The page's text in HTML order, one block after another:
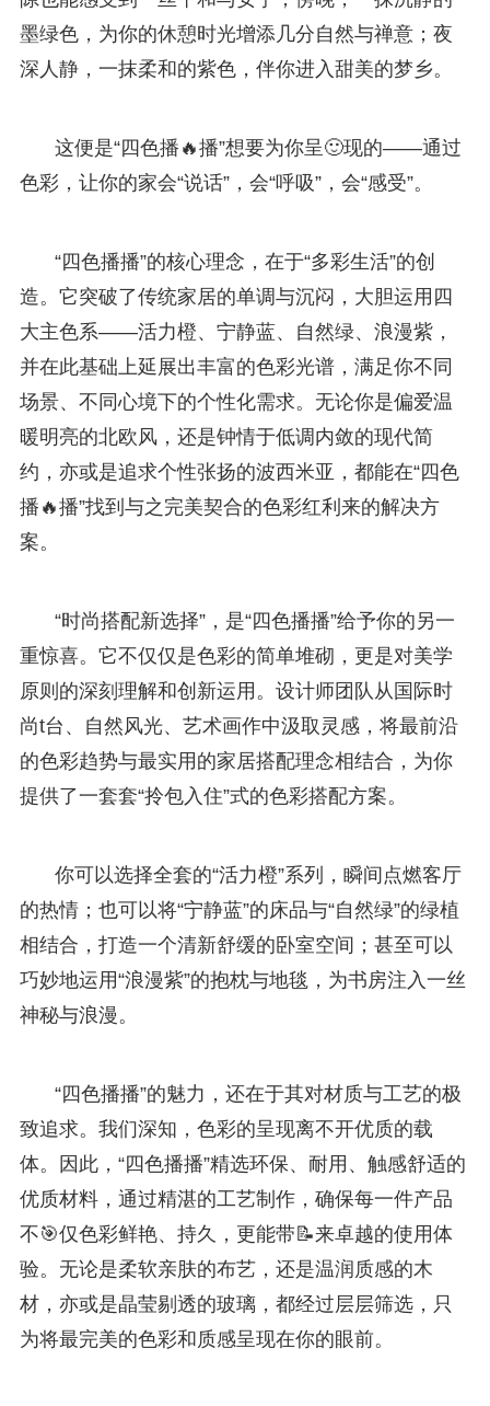
墨绿色，为你的休憩时光增添几分自然与禅意；夜
深人静，一抹柔和的紫色，伴你进入甜美的梦乡。
这便是“四色播🔥播”想要为你呈🙂现的——通过
色彩，让你的家会“说话”，会“呼吸”，会“感受”。
“四色播播”的核心理念，在于“多彩生活”的创
造。它突破了传统家居的单调与沉闷，大胆运用四
大主色系——活力橙、宁静蓝、自然绿、浪漫紫，
并在此基础上延展出丰富的色彩光谱，满足你不同
场景、不同心境下的个性化需求。无论你是偏爱温
暖明亮的北欧风，还是钟情于低调内敛的现代简
约，亦或是追求个性张扬的波西米亚，都能在“四色
播🔥播”找到与之完美契合的色彩红利来的解决方
案。
“时尚搭配新选择”，是“四色播播”给予你的另一
重惊喜。它不仅仅是色彩的简单堆砌，更是对美学
原则的深刻理解和创新运用。设计师团队从国际时
尚t台、自然风光、艺术画作中汲取灵感，将最前沿
的色彩趋势与最实用的家居搭配理念相结合，为你
提供了一套套“拎包入住”式的色彩搭配方案。
你可以选择全套的“活力橙”系列，瞬间点燃客厅
的热情；也可以将“宁静蓝”的床品与“自然绿”的绿植
相结合，打造一个清新舒缓的卧室空间；甚至可以
巧妙地运用“浪漫紫”的抱枕与地毯，为书房注入一丝
神秘与浪漫。
“四色播播”的魅力，还在于其对材质与工艺的极
致追求。我们深知，色彩的呈现离不开优质的载
体。因此，“四色播播”精选环保、耐用、触感舒适的
优质材料，通过精湛的工艺制作，确保每一件产品
不🎯仅色彩鲜艳、持久，更能带📝来卓越的使用体
验。无论是柔软亲肤的布艺，还是温润质感的木
材，亦或是晶莹剔透的玻璃，都经过层层筛选，只
为将最完美的色彩和质感呈现在你的眼前。